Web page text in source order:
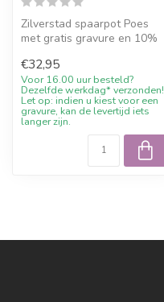
Zilverstad spaarpot Poes
met gratis gravure en 10%
...
€32,95
Voor 16.00 uur besteld?
Dezelfde werkdag* verzonden!
Let op: indien u kiest voor een
gravure, kan de levertijd iets
langer zijn.